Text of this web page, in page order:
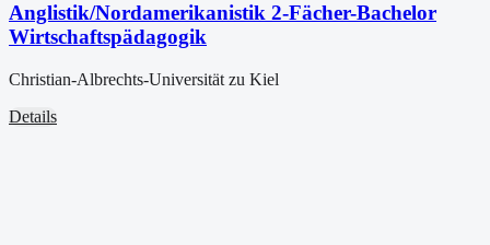
Anglistik/Nordamerikanistik 2-Fächer-Bachelor
Wirtschaftspädagogik
Christian-Albrechts-Universität zu Kiel
Details